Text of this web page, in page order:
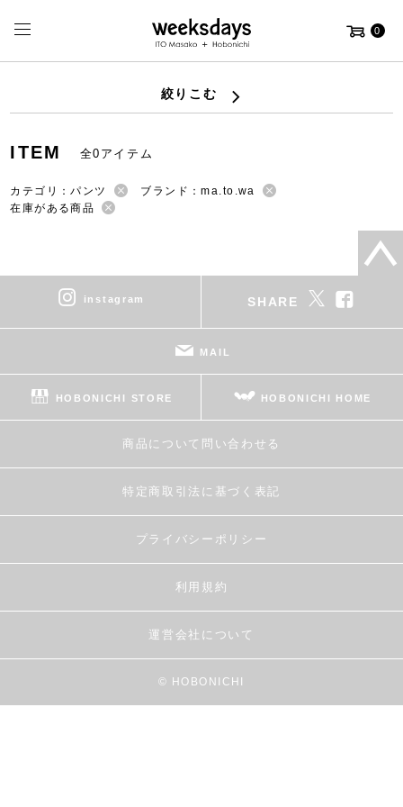
0
絞りこむ
ITEM 全0アイテム
カテゴリ：パンツ
ブランド：ma.to.wa
在庫がある商品
instagram SHARE
MAIL
HOBONICHI STORE HOBONICHI HOME
商品について問い合わせる
特定商取引法に基づく表記
プライバシーポリシー
利用規約
運営会社について
© HOBONICHI